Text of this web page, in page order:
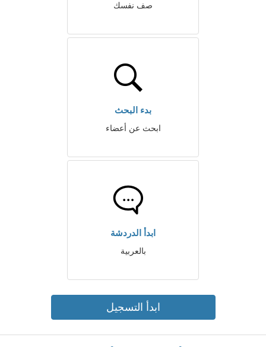
صف نفسك
بدء البحث
ابحث عن أعضاء
ابدأ الدردشة
بالعربية
ابدأ التسجيل